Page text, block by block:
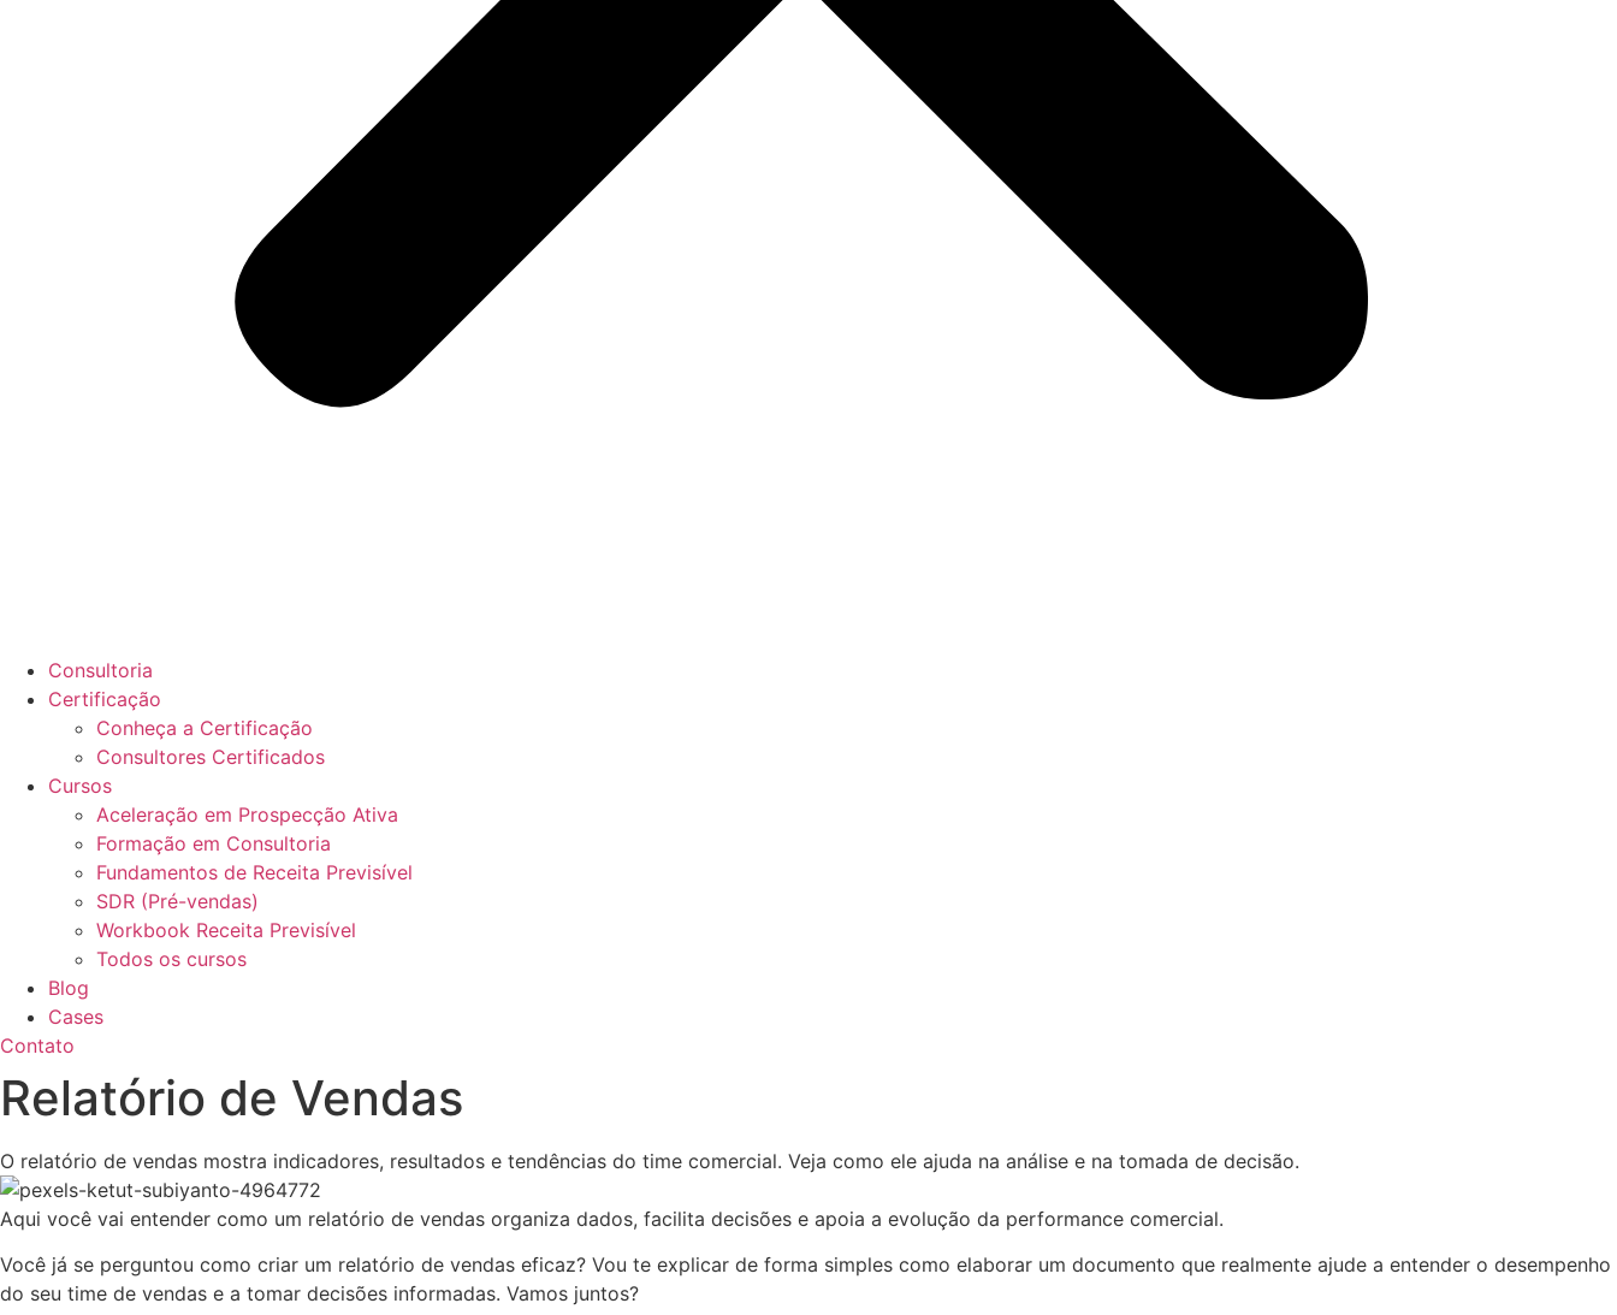
Consultoria
Certificação
Conheça a Certificação
Consultores Certificados
Cursos
Aceleração em Prospecção Ativa
Formação em Consultoria
Fundamentos de Receita Previsível
SDR (Pré-vendas)
Workbook Receita Previsível
Todos os cursos
Blog
Cases
Contato
Relatório de Vendas
O relatório de vendas mostra indicadores, resultados e tendências do time comercial. Veja como ele ajuda na análise e na tomada de decisão.
Aqui você vai entender como um relatório de vendas organiza dados, facilita decisões e apoia a evolução da performance comercial.
Você já se perguntou como criar um relatório de vendas eficaz? Vou te explicar de forma simples como elaborar um documento que realmente ajude a entender o desempenho
do seu time de vendas e a tomar decisões informadas. Vamos juntos?